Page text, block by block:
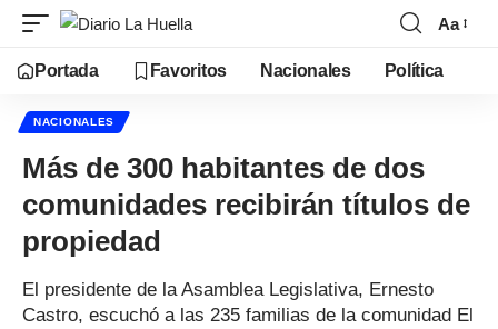
Aa
Portada Favoritos Nacionales Política
NACIONALES
Más de 300 habitantes de dos
comunidades recibirán títulos de
propiedad
El presidente de la Asamblea Legislativa, Ernesto
Castro, escuchó a las 235 familias de la comunidad El